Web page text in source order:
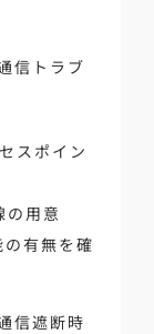
信トラブ
スポイン
の用意
有無を確
信遮断時